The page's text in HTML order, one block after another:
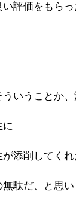
評価をもらっ
いうことか
に
が添削してく
駄だ、と思い